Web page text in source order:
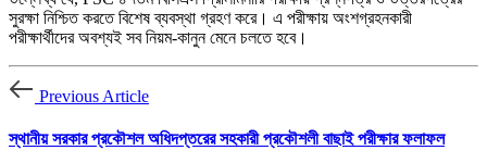
সুরক্ষা নিশ্চিত করতে বিশেষ ব্যবস্থা গ্রহণ করে। এ পরীক্ষায় অংশগ্রহনকারী
পরীক্ষার্থীদের অবশ্যই সব নিয়ম-কানুন মেনে চলতে হবে।
Previous Article
স্থানীয় সরকার প্রকৌশল অধিদপ্তরের সহকারী প্রকৌশলী বাছাই পরীক্ষার ফলাফল